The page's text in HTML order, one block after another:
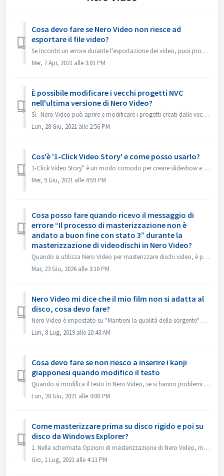
Cosa devo fare se Nero Video non riesce ad
esportare il file video?
Se incontri un errore durante l'esportazione dei video, puoi provare qui sotto: 1. Andare in C:\Users\[Utente corrente]\AppData\Roaming\Nero\[Versione c...
Mer, 7 Apr, 2021 alle 3:01 PM
È possibile modificare i vecchi progetti NVC
nell'ultima versione di Nero Video?
Sì. Nero Video può aprire e modificare i progetti creati dalle vecchie versioni di Nero Video. Ma il vecchio Nero Video non è in grado di aprire i proge...
Lun, 28 Giu, 2021 alle 2:56 PM
Cos'è '1-Click Video Story' e come posso usarlo?
1-Click Video Story" è un modo comodo per creare slideshow e filmati professionali con un semplice drag & drop e un solo clic. Da Nero 2019 la funz...
Mer, 9 Giu, 2021 alle 4:59 PM
Cosa posso fare quando ricevo il messaggio di
errore “Il processo di masterizzazione non è
andato a buon fine con stato 3” durante la
masterizzazione di videodischi in Nero Video?
Quando si utilizza Nero Video per masterizzare dischi video, è possibile che si verifichi questo errore. Lo “Stato 3” è uno stato generico relativo al proc...
Mar, 23 Giu, 2026 alle 3:10 PM
Nero Video mi dice che il mio film non si adatta al
disco, cosa devo fare?
Nero Video è impostato su "Mantieni la qualità della sorgente" per impostazione predefinita. In questo modo il DVD, AVCHD, Blu-ray che ne risulta ...
Lun, 8 Lug, 2019 alle 10:43 AM
Cosa devo fare se non riesco a inserire i kanji
giapponesi quando modifico il testo
Quando si modifica il testo in Nero Video, se si hanno problemi con l'inserimento dei kanji giapponesi con alcuni editor di metodi di input, ad esempio ...
Lun, 28 Giu, 2021 alle 4:08 PM
Come masterizzare prima su disco rigido e poi su
disco da Windows Explorer?
1. Nella schermata Opzioni di masterizzazione di Nero Video, masterizza il progetto nella cartella del disco rigido. 2. Se la masterizzazione è riuscita, u...
Gio, 1 Lug, 2021 alle 4:11 PM